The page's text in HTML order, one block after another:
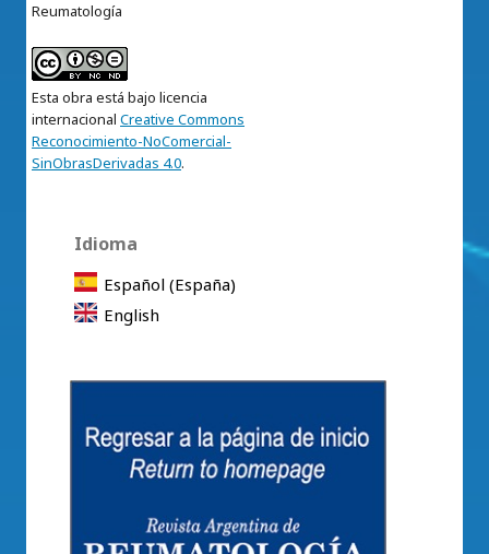
Reumatología
Esta obra está bajo licencia
internacional Creative Commons
Reconocimiento-NoComercial-
SinObrasDerivadas 4.0.
Idioma
Español (España)
English